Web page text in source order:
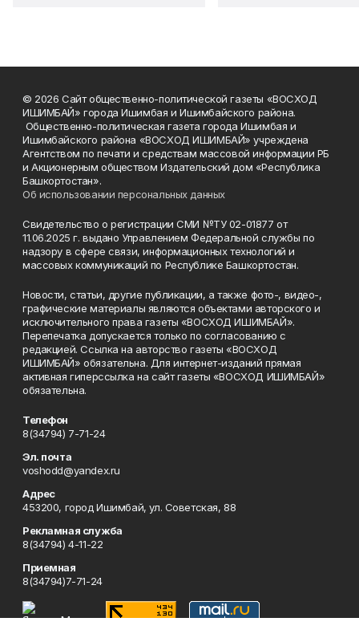
© 2026 Сайт общественно-политической газеты «ВОСХОД
ИШИМБАЙ» города Ишимбая и Ишимбайского района.
Общественно-политическая газета города Ишимбая и
Ишимбайского района «ВОСХОД ИШИМБАЙ» учреждена
Агентством по печати и средствам массовой информации РБ
и Акционерным обществом Издательский дом «Республика
Башкортостан».
Об использовании персональных данных
Свидетельство о регистрации СМИ №ТУ 02-01877 от
11.06.2025 г. выдано Управлением Федеральной службы по
надзору в сфере связи, информационных технологий и
массовых коммуникаций по Республике Башкортостан.
Новости, статьи, другие публикации, а также фото-, видео-,
графические материалы являются объектами авторского и
исключительного права газеты «ВОСХОД ИШИМБАЙ».
Перепечатка допускается только по согласованию с
редакцией. Ссылка на авторство газеты «ВОСХОД
ИШИМБАЙ» обязательна. Для интернет-изданий прямая
активная гиперссылка на сайт газеты «ВОСХОД ИШИМБАЙ»
обязательна.
Телефон
8(34794) 7-71-24
Эл. почта
voshodd@yandex.ru
Адрес
453200, город Ишимбай, ул. Советская, 88
Рекламная служба
8(34794) 4-11-22
Приемная
8(34794)7-71-24